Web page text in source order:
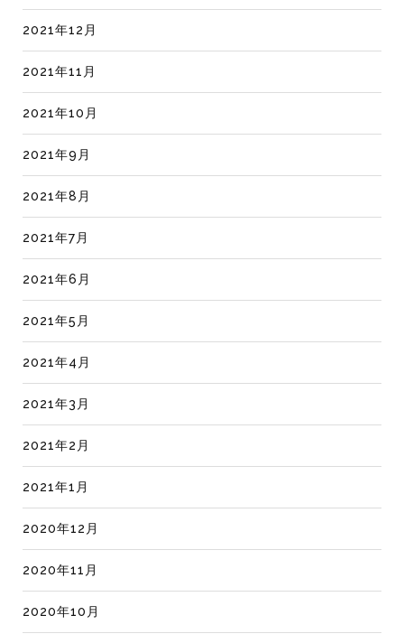
2021年12月
2021年11月
2021年10月
2021年9月
2021年8月
2021年7月
2021年6月
2021年5月
2021年4月
2021年3月
2021年2月
2021年1月
2020年12月
2020年11月
2020年10月